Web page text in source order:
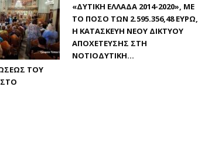
ΤΟΥ
«ΔΥΤΙΚΉ ΕΛΛΆΔΑ 2014-2020», ΜΕ
ΤΟ ΠΟΣΌ ΤΩΝ 2.595.356,48 ΕΥΡΏ,
Η ΚΑΤΑΣΚΕΥΉ ΝΈΟΥ ΔΙΚΤΎΟΥ
ΑΠΟΧΈΤΕΥΣΗΣ ΣΤΗ
ΝΟΤΙΟΔΥΤΙΚΉ...